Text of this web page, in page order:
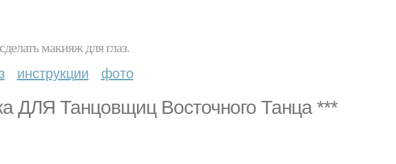
макияж для глаз.
инструкции фото
ДЛЯ Танцовщиц Восточного Танца ***